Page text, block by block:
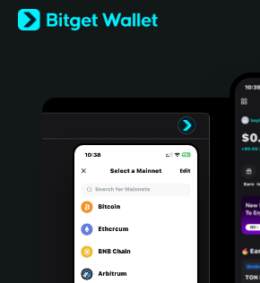
English
日本語
Türkçe
Português (Portugal)
Bahasa Indonesia